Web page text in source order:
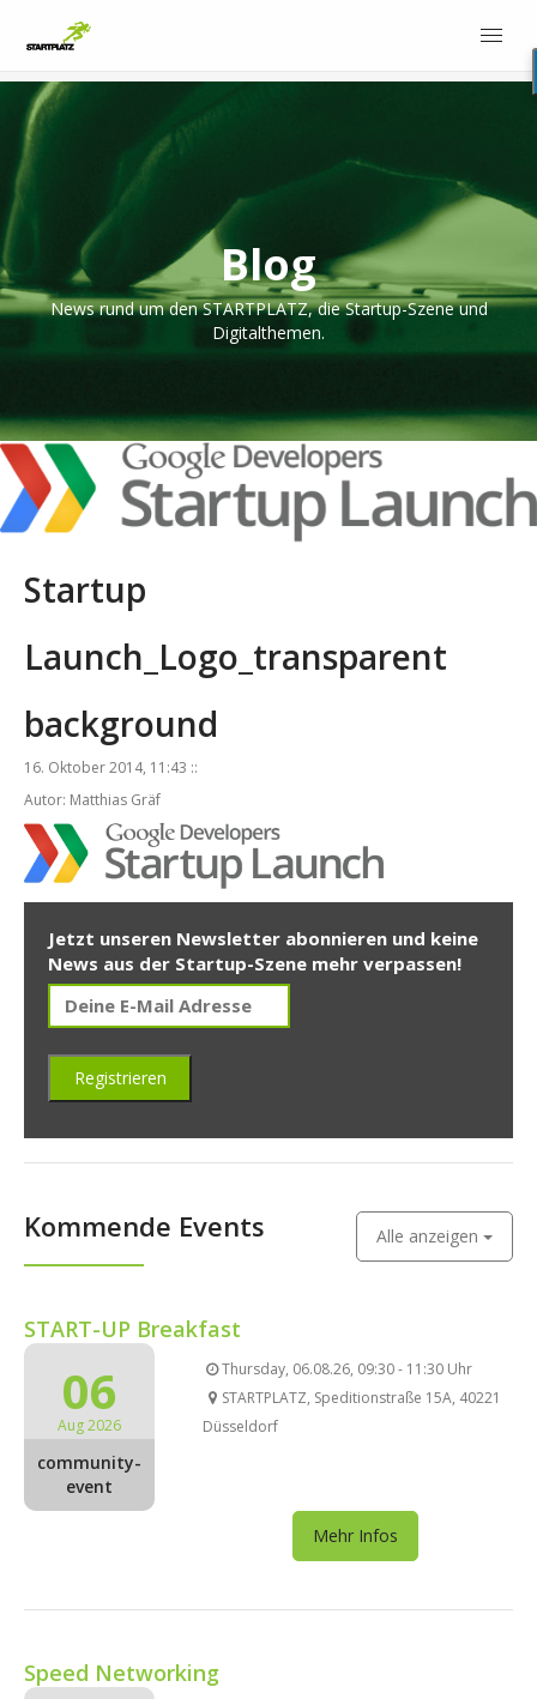
Blog
News rund um den STARTPLATZ, die Startup-Szene und
Digitalthemen.
Startup
Launch_Logo_transparent
background
16. Oktober 2014, 11:43 ::
Autor: Matthias Gräf
Jetzt unseren Newsletter abonnieren und keine
News aus der Startup-Szene mehr verpassen!
Kommende Events Alle anzeigen
START-UP Breakfast
06
Aug 2026
community-
event
Thursday, 06.08.26, 09:30 - 11:30 Uhr
STARTPLATZ, Speditionstraße 15A, 40221
Düsseldorf
Mehr Infos
Speed Networking